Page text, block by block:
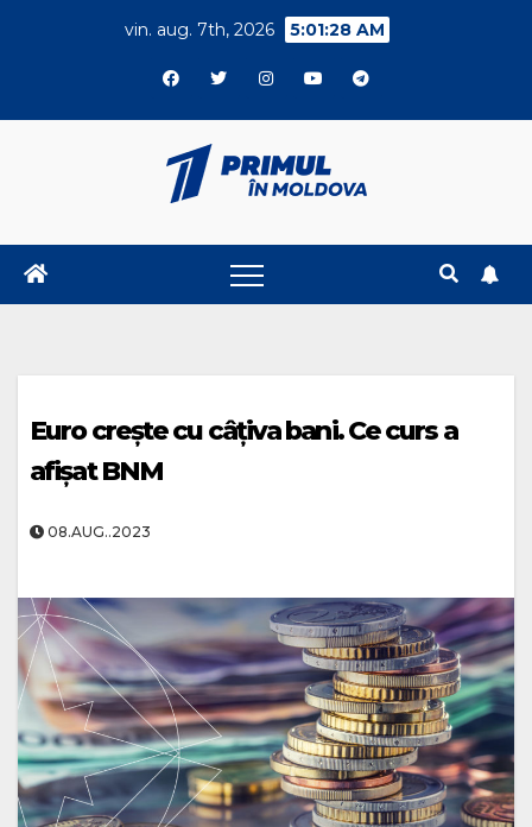
vin. aug. 7th, 2026 5:01:29 AM
Euro crește cu câțiva bani. Ce curs a
afișat BNM
08.AUG..2023